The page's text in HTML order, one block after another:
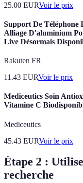
25.00 EURVoir le prix
Support De
Alliage D'aluminium
Live Désormais
Rakuten FR
11.43 EURVoir le prix
Mediceutics Soin
Vitamine C
Mediceutics
45.43 EURVoir le prix
Étape 2 :
recherche